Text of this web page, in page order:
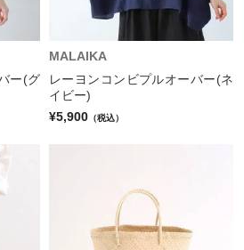
ー(グ
MALAIKA
レーヨンコンビプルオーバー(ネ
イビー)
¥5,900 （税込）